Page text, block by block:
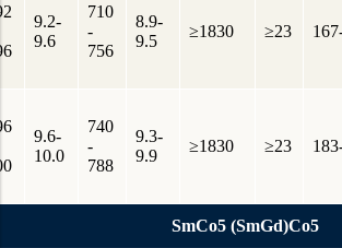
9.2-
9.6
710
-
756
8.9-
9.5
≥1830 ≥23
9.6-
10.0
740
-
788
9.3-
9.9
≥1830 ≥23
SmCo5 (SmGd)Co5